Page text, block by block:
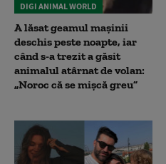
DIGI ANIMAL WORLD
A lăsat geamul mașinii
deschis peste noapte, iar
când s-a trezit a găsit
animalul atârnat de volan:
„Noroc că se mișcă greu”